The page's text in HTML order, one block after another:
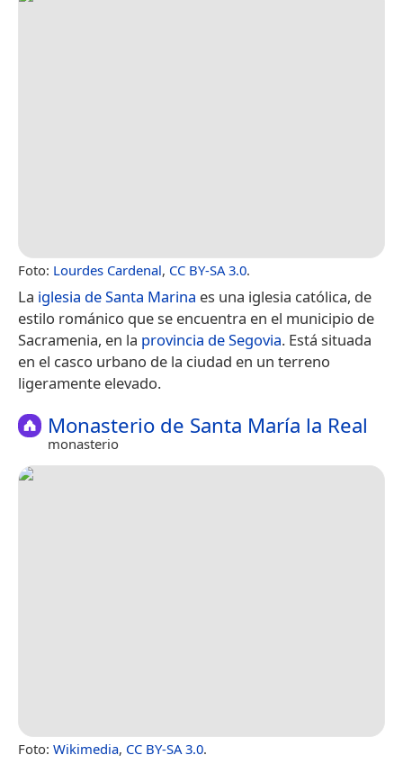
Foto: Lourdes Cardenal, CC BY-SA 3.0.
La iglesia de Santa Marina es una iglesia católica, de
estilo románico que se encuentra en el municipio de
Sacramenia, en la provincia de Segovia. Está situada
en el casco urbano de la ciudad en un terreno
ligeramente elevado.
Monasterio de Santa María la Real
monasterio
Foto: Wikimedia, CC BY-SA 3.0.